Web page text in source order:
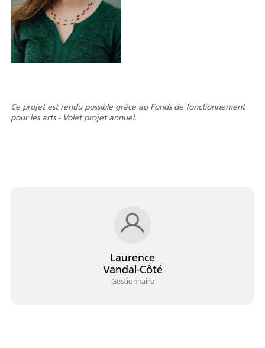
Ce projet est rendu possible grâce au Fonds de fonctionnement
pour les arts - Volet projet annuel.
Laurence
Vandal-Côté
Gestionnaire